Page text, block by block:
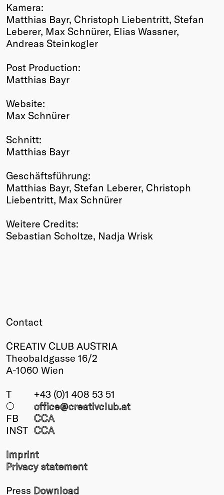
Kamera:
Matthias Bayr, Christoph Liebentritt, Stefan
Leberer, Max Schnürer, Elias Wassner,
Andreas Steinkogler
Post Production:
Matthias Bayr
Website:
Max Schnürer
Schnitt:
Matthias Bayr
Geschäftsführung:
Matthias Bayr, Stefan Leberer, Christoph
Liebentritt, Max Schnürer
Weitere Credits:
Sebastian Scholtze, Nadja Wrisk
Contact
CREATIV CLUB AUSTRIA
Theobaldgasse 16/2
A-1060 Wien
T
+43 (0)1 408 53 51
○
office@creativclub.at
FB
CCA
INST CCA
Imprint
Privacy statement
Press Download